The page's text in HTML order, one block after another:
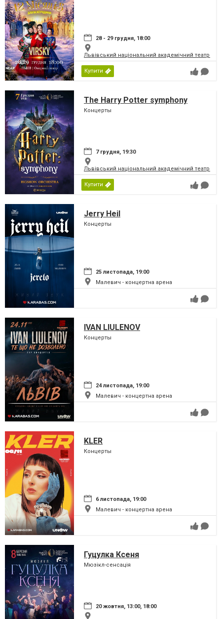
28 - 29 грудня, 18:00
Львівський національний академічний театр
Купити
The Harry Potter symphony
Концерты
7 грудня, 19:30
Львівський національний академічний театр
Купити
Jerry Heil
Концерты
25 листопада, 19:00
Малевич - концертна арена
IVAN LIULENOV
Концерты
24 листопада, 19:00
Малевич - концертна арена
KLER
Концерты
6 листопада, 19:00
Малевич - концертна арена
Гуцулка Ксеня
Мюзікл-сенсація
20 жовтня, 13:00, 18:00